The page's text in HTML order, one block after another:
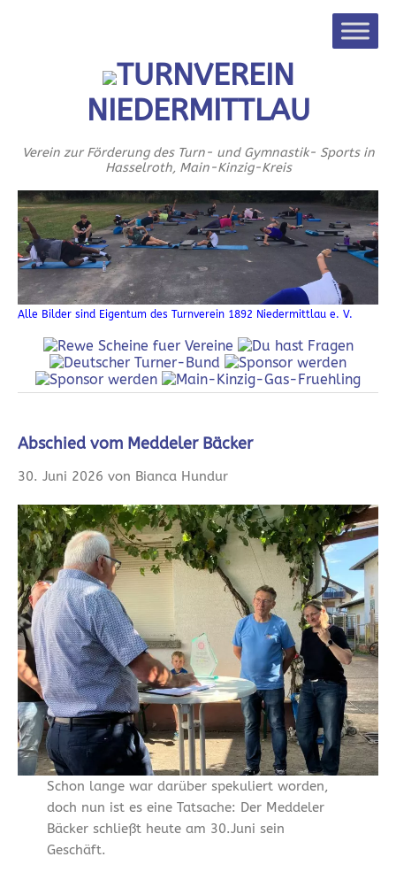
TURNVEREIN
NIEDERMITTLAU
Verein zur Förderung des Turn- und Gymnastik- Sports in
Hasselroth, Main-Kinzig-Kreis
Alle Bilder sind Eigentum des Turnverein 1892 Niedermittlau e. V.
Abschied vom Meddeler Bäcker
30. Juni 2026 von Bianca Hundur
Schon lange war darüber spekuliert worden,
doch nun ist es eine Tatsache: Der Meddeler
Bäcker schließt heute am 30.Juni sein
Geschäft.